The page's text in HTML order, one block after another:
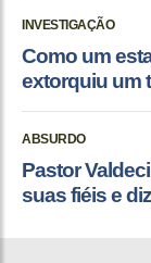
INVESTIGAÇÃO
Como um
extorquiu um
ABSURDO
Pastor
suas fiéis e